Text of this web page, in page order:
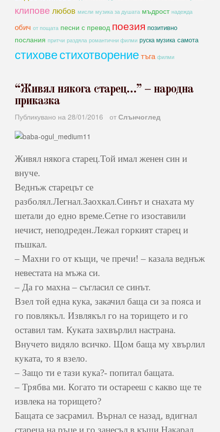
клипове любов мисли музика за душата мъдрост надежда
обич от пощата песни с превод поезия позитивно
послания притчи раздяла романтични филми руска музика самота
стиховестихотворениетъга филми
“Живял някога старец…” – народна
приказка
Публикувано на 28/01/2016 от Слънчоглед
Живял някога старец.Той имал женен син и
внуче.
Веднъж старецът се
разболял.Легнал.Заохкал.Синът и снахата му
шетали до едно време.Сетне го изоставили
нечист, неподреден.Лежал горкият старец и
пъшкал.
– Махни го от къщи, че пречи! – казала веднъж
невестата на мъжа си.
– Да го махна – съгласил се синът.
Взел той една кука, закачил баща си за пояса и
го повлякъл. Извлякъл го на торището и го
оставил там. Куката захвърлил настрана.
Внучето видяло всичко. Щом баща му хвърлил
куката, то я взело.
– Защо ти е тази кука?- попитал бащата.
– Трябва ми. Когато ти остарееш с какво ще те
извлека на торището?
Бащата се засрамил. Върнал се назад, вдигнал
стареца на ръце и го занесъл в къщи.Накарал